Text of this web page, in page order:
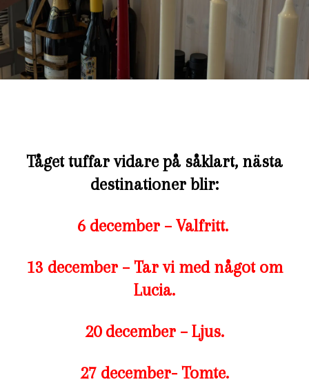
Tåget tuffar vidare på såklart, nästa
destinationer blir:
6 december – Valfritt.
13 december – Tar vi med något om
Lucia.
20 december – Ljus.
27 december- Tomte.